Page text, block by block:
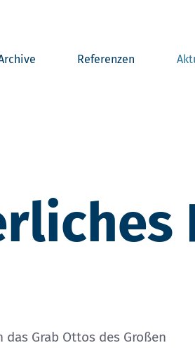
Referenzen
Grab Ottos des Großen